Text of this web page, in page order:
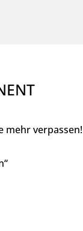
mehr verpassen!